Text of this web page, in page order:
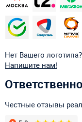
Нет Вашего логотипа?
Напишите нам!
Честные отзывы